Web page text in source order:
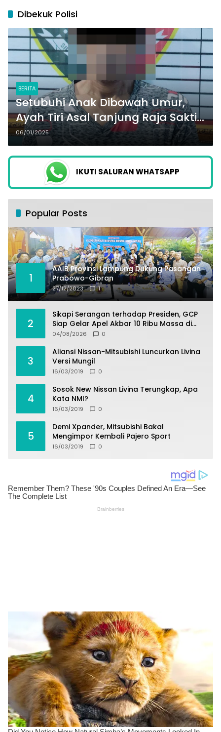
Dibekuk Polisi
BERITA
Setubuhi Anak Dibawah Umur,
Ayah Tiri Asal Tanjung Raja Sakti
ini Dibekuk Polisi
06/01/2025
IKUTI SALURAN WHATSAPP
Popular Posts
1
AAIB Provinsi Lampung Dukung Pasangan
Prabowo-Gibran
27/12/2023 1
2
Sikapi Serangan terhadap Presiden, GCP
Siap Gelar Apel Akbar 10 Ribu Massa di
Sukabumi.
04/08/2026 0
3
Aliansi Nissan-Mitsubishi Luncurkan Livina
Versi Mungil
16/03/2019 0
4
Sosok New Nissan Livina Terungkap, Apa
Kata NMI?
16/03/2019 0
5
Demi Xpander, Mitsubishi Bakal
Mengimpor Kembali Pajero Sport
16/03/2019 0